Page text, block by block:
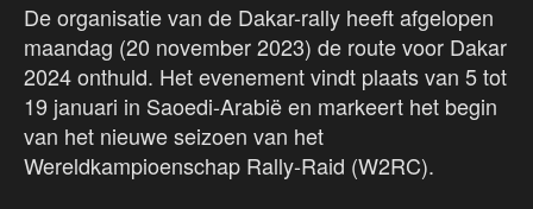
De organisatie van de Dakar-rally heeft afgelopen
maandag (20 november 2023) de route voor Dakar
2024 onthuld. Het evenement vindt plaats van 5 tot
19 januari in Saoedi-Arabië en markeert het begin
van het nieuwe seizoen van het
Wereldkampioenschap Rally-Raid (W2RC).